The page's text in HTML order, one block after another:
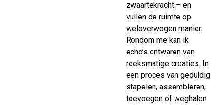
zwaartekracht – en
vullen de ruimte op
weloverwogen manier.
Rondom me kan ik
echo’s ontwaren van
reeksmatige creaties. In
een proces van geduldig
stapelen, assembleren,
toevoegen of weghalen